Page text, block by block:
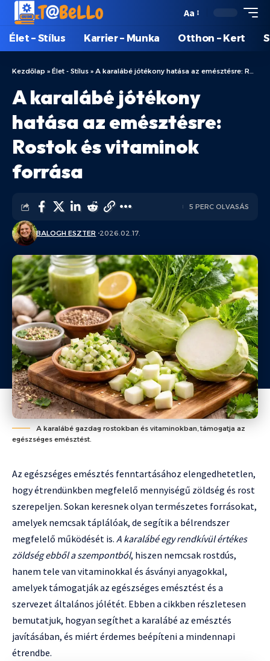
Aa
Élet – Stílus Karrier – Munka Otthon – Kert
Kezdőlap » Élet - Stílus » A karalábé jótékony hatása az emésztésre: Rostok és vitaminok forrása
A karalábé jótékony
hatása az emésztésre:
Rostok és vitaminok
forrása
BALOGH ESZTER 2026.02.17.
5 PERC OLVASÁS
A karalábé gazdag rostokban és vitaminokban, támogatja az
egészséges emésztést.
Az egészséges emésztés fenntartásához elengedhetetlen,
hogy étrendünkben megfelelő mennyiségű zöldség és rost
szerepeljen. Sokan keresnek olyan természetes forrásokat,
amelyek nemcsak táplálóak, de segítik a bélrendszer
megfelelő működését is. A karalábé egy rendkívül értékes
zöldség ebből a szempontból, hiszen nemcsak rostdús,
hanem tele van vitaminokkal és ásványi anyagokkal,
amelyek támogatják az egészséges emésztést és a
szervezet általános jólétét. Ebben a cikkben részletesen
bemutatjuk, hogyan segíthet a karalábé az emésztés
javításában, és miért érdemes beépíteni a mindennapi
étrendbe.